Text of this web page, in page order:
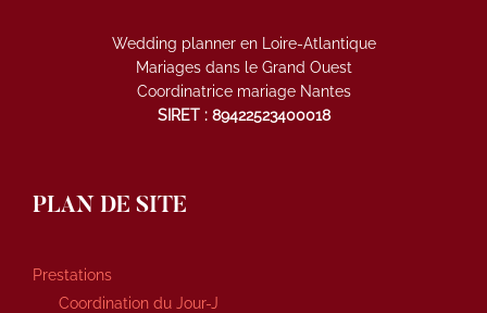
Wedding planner en Loire-Atlantique
Mariages dans le Grand Ouest
Coordinatrice mariage Nantes
SIRET : 89422523400018
PLAN DE SITE
Prestations
Coordination du Jour-J